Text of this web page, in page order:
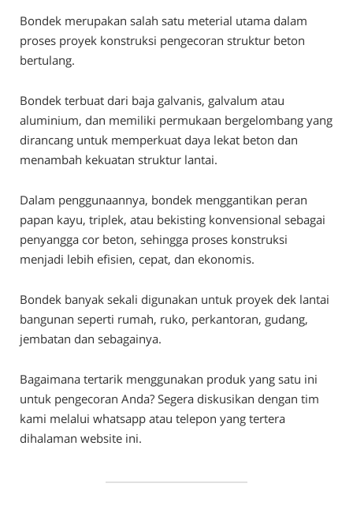
Bondek merupakan salah satu meterial utama dalam
proses proyek konstruksi pengecoran struktur beton
bertulang.
Bondek terbuat dari baja galvanis, galvalum atau
aluminium, dan memiliki permukaan bergelombang yang
dirancang untuk memperkuat daya lekat beton dan
menambah kekuatan struktur lantai.
Dalam penggunaannya, bondek menggantikan peran
papan kayu, triplek, atau bekisting konvensional sebagai
penyangga cor beton, sehingga proses konstruksi
menjadi lebih efisien, cepat, dan ekonomis.
Bondek banyak sekali digunakan untuk proyek dek lantai
bangunan seperti rumah, ruko, perkantoran, gudang,
jembatan dan sebagainya.
Bagaimana tertarik menggunakan produk yang satu ini
untuk pengecoran Anda? Segera diskusikan dengan tim
kami melalui whatsapp atau telepon yang tertera
dihalaman website ini.